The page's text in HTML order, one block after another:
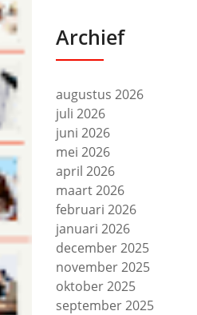
Archief
augustus 2026
juli 2026
juni 2026
mei 2026
april 2026
maart 2026
februari 2026
januari 2026
december 2025
november 2025
oktober 2025
september 2025